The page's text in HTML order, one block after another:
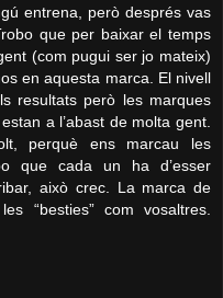
entrena, però després vas
que per baixar el temps
(com pugui ser jo mateix)
en aquesta marca. El nivell
resultats però les marques
a l’abast de molta gent.
perquè ens marcau les
que cada un ha d’esser
això crec. La marca de
“besties” com vosaltres.